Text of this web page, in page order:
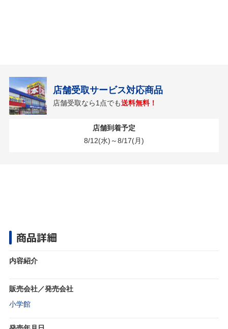
店舗受取サービス対応商品
店舗受取なら1点でも送料無料！
店舗到着予定
8/12(水)～8/17(月)
商品詳細
内容紹介
販売会社／発売会社
小学館